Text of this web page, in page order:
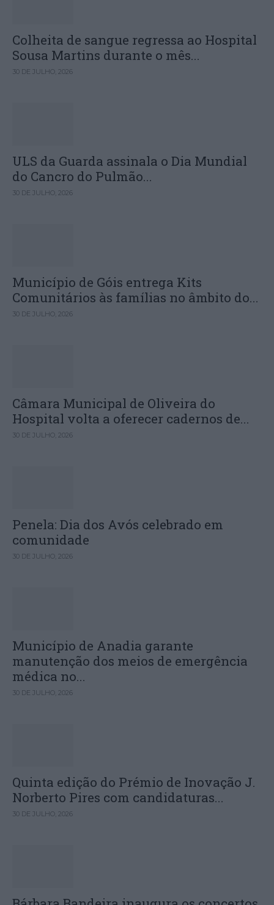
Colheita de sangue regressa ao Hospital
Sousa Martins durante o mês...
30 DE JULHO, 2026
ULS da Guarda assinala o Dia Mundial
do Cancro do Pulmão...
30 DE JULHO, 2026
Município de Góis entrega Kits
Comunitários às famílias no âmbito do...
30 DE JULHO, 2026
Câmara Municipal de Oliveira do
Hospital volta a oferecer cadernos de...
30 DE JULHO, 2026
Penela: Dia dos Avós celebrado em
comunidade
30 DE JULHO, 2026
Município de Anadia garante
manutenção dos meios de emergência
médica no...
30 DE JULHO, 2026
Quinta edição do Prémio de Inovação J.
Norberto Pires com candidaturas...
30 DE JULHO, 2026